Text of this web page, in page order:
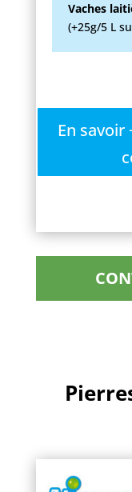
Vaches
(+25g/5 L
En savoir